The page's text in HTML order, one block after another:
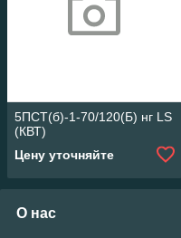
5ПСТ(б)-1-70/120(Б) нг LS
(КВТ)
Цену уточняйте
О нас